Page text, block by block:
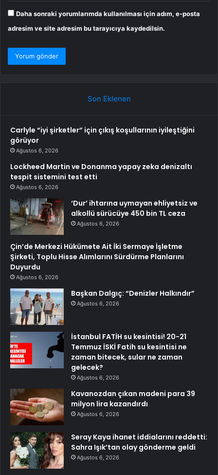
Daha sonraki yorumlarımda kullanılması için adım, e-posta
adresim ve site adresim bu tarayıcıya kaydedilsin.
Son Eklenen
Carlyle “iyi şirketler” için çıkış koşullarının iyileştiğini
görüyor
Ağustos 6, 2026
Lockheed Martin ve Donanma yapay zeka denizaltı
tespit sistemini test etti
Ağustos 6, 2026
‘Dur’ ihtarına uymayan ehliyetsiz ve
alkollü sürücüye 450 bin TL ceza
Ağustos 6, 2026
Çin’de Merkezi Hükümete Ait İki Sermaye İşletme
Şirketi, Toplu Hisse Alımlarını Sürdürme Planlarını
Duyurdu
Ağustos 6, 2026
Başkan Dalgıç: “Denizler Halkındır”
Ağustos 6, 2026
İstanbul FATİH su kesintisi! 20-21
Temmuz İSKİ Fatih su kesintisi ne
zaman bitecek, sular ne zaman
gelecek?
Ağustos 6, 2026
Kavanozdan çıkan madeni para 39
milyon lira kazandırdı
Ağustos 6, 2026
Seray Kaya ihanet iddialarını reddetti:
Sahra Işık’tan olay gönderme geldi
Ağustos 6, 2026